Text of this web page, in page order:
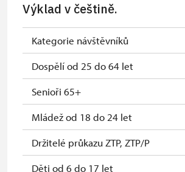
Výklad v češtině.
Kategorie návštěvníků
Dospělí od 25 do 64 let
Senioři 65+
Mládež od 18 do 24 let
Držitelé průkazu ZTP, ZTP/P
Děti od 6 do 17 let